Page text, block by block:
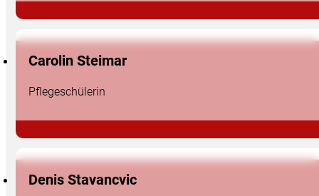
Carolin Steimar
Pflegeschülerin
Denis Stavancvic